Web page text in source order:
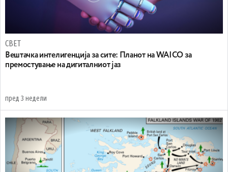
СВЕТ
Вештачка интелигенција за сите: Планот на WAICO за
премостување на дигиталниот јаз
пред 3 недели